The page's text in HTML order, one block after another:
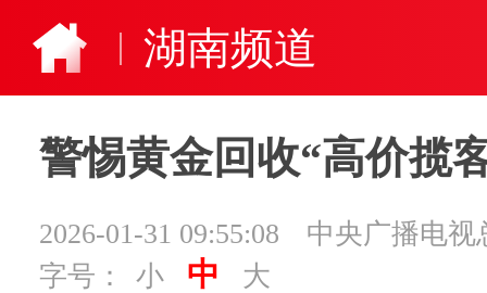
湖南频道
警惕黄金回收“高价揽
2026-01-31 09:55:08
中央广播电视
字号：
小 中 大